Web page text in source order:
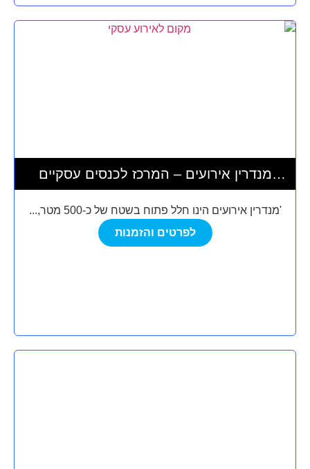
מנדרין אירועים – המרכז לכנסים עסקיים
ואירועי בוטיק
'מנדרין אירועים הינו חלל פתוח בשטח של כ-500 מטר,...
לפרטים והזמנות